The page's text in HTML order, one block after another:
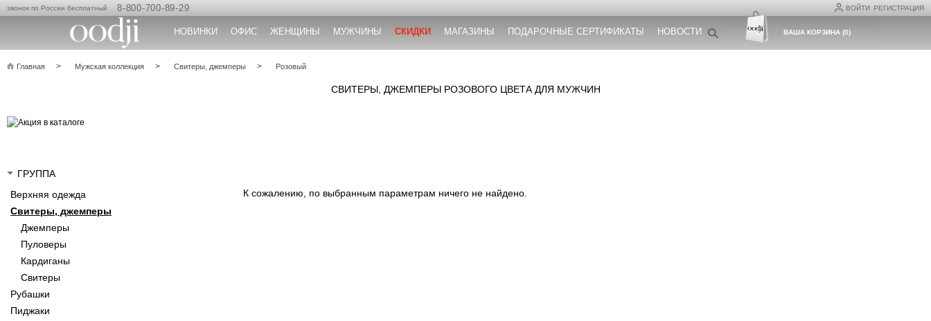
ВОЙТИ РЕГИСТРАЦИЯ
звонок по России бесплатный 8-800-700-89-29
НОВИНКИ ОФИС ЖЕНЩИНЫ МУЖЧИНЫ СКИДКИ МАГАЗИНЫ ПОДАРОЧНЫЕ СЕРТИФИКАТЫ НОВОСТИ ВАША КОРЗИНА(0)
Главная Мужская коллекция Свитеры, джемперы Розовый
СВИТЕРЫ, ДЖЕМПЕРЫ РОЗОВОГО ЦВЕТА ДЛЯ МУЖЧИН
ГРУППА
Верхняя одежда
Свитеры, джемперы
Джемперы
Пуловеры
Кардиганы
Свитеры
Рубашки
Пиджаки
К сожалению, по выбранным параметрам ничего не найдено.